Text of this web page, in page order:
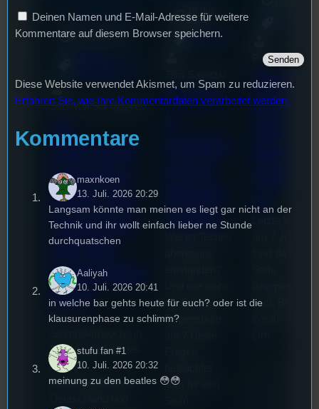
mic Wochenvorschau
3. August 2026
Sao-Mai Sol Nguyen
Stummfil
mwoche
2026: Ein
Interview
mit der
Festivallei
terin
Die
Regensburg ist das
älteste
Stummfilmfestivals
2026
Allgemein
Techn
sburg
die Szene in
Regensburg
Tom für den
Bilal El Kasmi
Das
Erste
er
statt. Bilal war
Deinen Namen und E-Mail-Adresse für weitere
Kommentare auf diesem Browser speichern.
Diese Website verwendet Akismet, um Spam zu reduzieren.
Erfahren Sie, wie Ihre Kommentardaten verarbeitet werden.
Kommentare
maxnkoen
13. Juli. 2026 20:29
Langsam könnte man meinen es liegt gar nicht an der
Technik und ihr wollt einfach lieber ne Stunde
durchquatschen
Aaliyah
10. Juli. 2026 20:41
in welche bar gehts heute für euch? oder ist die
klausurenphase zu schlimm?
stufu fan #1
10. Juli. 2026 20:32
meinung zu den beatles 😳😳